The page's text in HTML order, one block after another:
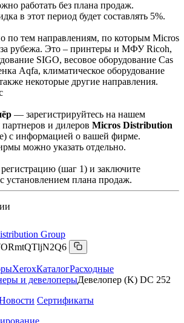
работать без плана продаж.
в этот период будет составлять 5%.
по тем направлениям, по которым Micros
за рубежа. Это – принтеры и МФУ Ricoh,
SIGO, весовое оборудование Cas
Aqfa, климатическое оборудование
некоторые другие направления.
— зарегистрируйтесь на нашем
и дилеров Micros Distribution
с информацией о вашей фирме.
можно указать отдельно.
(шаг 1) и заключите
установлением плана продаж.
Group
XeroxКаталогРасходные
и девелоперыДевелопер (K) DC 252
Сертификаты